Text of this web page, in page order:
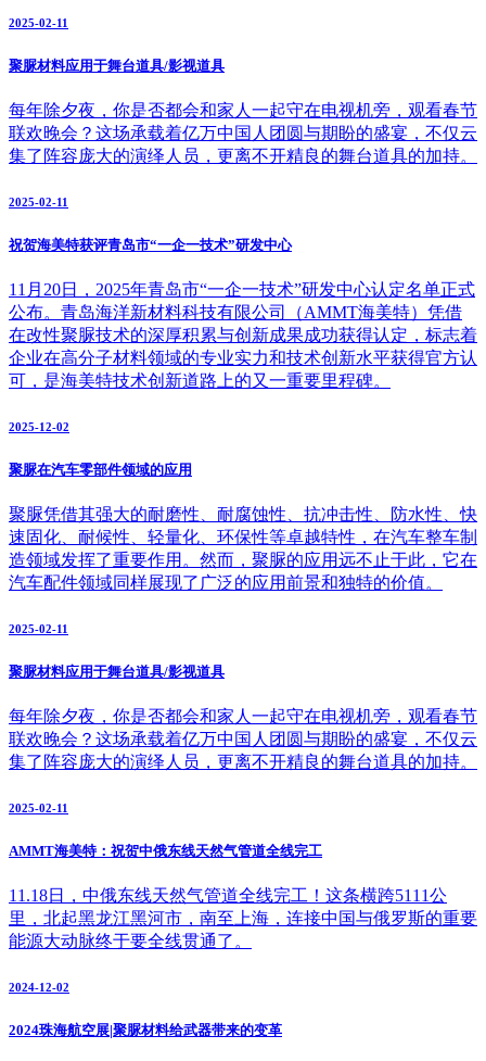
2025-02-11
聚脲材料应用于舞台道具/影视道具
每年除夕夜，你是否都会和家人一起守在电视机旁，观看春节
联欢晚会？这场承载着亿万中国人团圆与期盼的盛宴，不仅云
集了阵容庞大的演绎人员，更离不开精良的舞台道具的加持。
2025-02-11
祝贺海美特获评青岛市“一企一技术”研发中心
11月20日，2025年青岛市“一企一技术”研发中心认定名单正式
公布。青岛海洋新材料科技有限公司（AMMT海美特）凭借
在改性聚脲技术的深厚积累与创新成果成功获得认定，标志着
企业在高分子材料领域的专业实力和技术创新水平获得官方认
可，是海美特技术创新道路上的又一重要里程碑。
2025-12-02
聚脲在汽车零部件领域的应用
聚脲凭借其强大的耐磨性、耐腐蚀性、抗冲击性、防水性、快
速固化、耐候性、轻量化、环保性等卓越特性，在汽车整车制
造领域发挥了重要作用。然而，聚脲的应用远不止于此，它在
汽车配件领域同样展现了广泛的应用前景和独特的价值。
2025-02-11
聚脲材料应用于舞台道具/影视道具
每年除夕夜，你是否都会和家人一起守在电视机旁，观看春节
联欢晚会？这场承载着亿万中国人团圆与期盼的盛宴，不仅云
集了阵容庞大的演绎人员，更离不开精良的舞台道具的加持。
2025-02-11
AMMT海美特：祝贺中俄东线天然气管道全线完工
11.18日，中俄东线天然气管道全线完工！这条横跨5111公
里，北起黑龙江黑河市，南至上海，连接中国与俄罗斯的重要
能源大动脉终于要全线贯通了。
2024-12-02
2024珠海航空展|聚脲材料给武器带来的变革